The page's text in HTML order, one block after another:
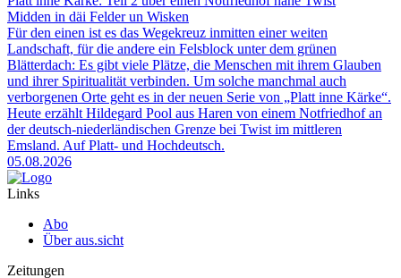
Midden in däi Felder un Wisken
Für den einen ist es das Wegekreuz inmitten einer weiten
Landschaft, für die andere ein Felsblock unter dem grünen
Blätterdach: Es gibt viele Plätze, die Menschen mit ihrem Glauben
und ihrer Spiritualität verbinden. Um solche manchmal auch
verborgenen Orte geht es in der neuen Serie von „Platt inne Kärke“.
Heute erzählt Hildegard Pool aus Haren von einem Notfriedhof an
der deutsch-niederländischen Grenze bei Twist im mittleren
Emsland. Auf Platt- und Hochdeutsch.
05.08.2026
Links
Abo
Über aus.sicht
Zeitungen